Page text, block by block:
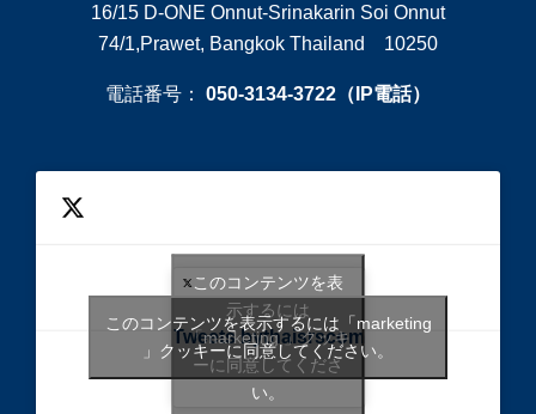
16/15 D-ONE Onnut-Srinakarin Soi Onnut
74/1,Prawet, Bangkok Thailand 10250
電話番号： 050-3134-3722（IP電話）
Tweets bythaisrscom
このコンテンツを表
示するには
「marketing 」クッキ
ーに同意してくださ
い。
このコンテンツを表示するには「marketing
」クッキーに同意してください。